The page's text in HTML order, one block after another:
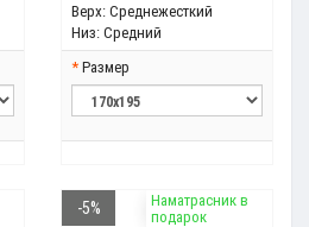
Верх: Среднежесткий
Низ: Средний
Размер
Наматрасник в
подарок
-5%